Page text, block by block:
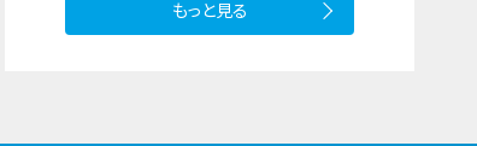
もっと見る